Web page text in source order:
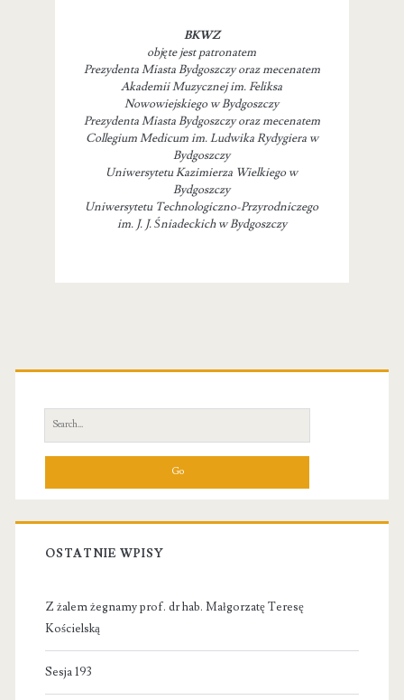
BKWZ
objęte jest patronatem
Prezydenta Miasta Bydgoszczy oraz mecenatem
Akademii Muzycznej im. Feliksa
Nowowiejskiego w Bydgoszczy
Prezydenta Miasta Bydgoszczy oraz mecenatem
Collegium Medicum im. Ludwika Rydygiera w
Bydgoszczy
Uniwersytetu Kazimierza Wielkiego w
Bydgoszczy
Uniwersytetu Technologiczno-Przyrodniczego
im. J. J. Śniadeckich w Bydgoszczy
Primary
Sidebar
Search
for:
OSTATNIE WPISY
Z żalem żegnamy prof. dr hab. Małgorzatę Teresę
Kościelską
Sesja 193